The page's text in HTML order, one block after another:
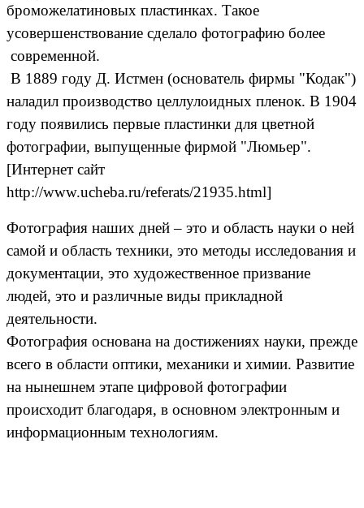
броможелатиновых пластинках. Такое
усовершенствование сделало фотографию более
современной.
В 1889 году Д. Истмен (основатель фирмы "Кодак")
наладил производство целлулоидных пленок. В 1904
году появились первые пластинки для цветной
фотографии, выпущенные фирмой "Люмьер".
[Интернет сайт
http://www.ucheba.ru/referats/21935.html]
Фотография наших дней – это и область науки о ней
самой и область техники, это методы исследования и
документации, это художественное призвание
людей, это и различные виды прикладной
деятельности.
Фотография основана на достижениях науки, прежде
всего в области оптики, механики и химии. Развитие
на нынешнем этапе цифровой фотографии
происходит благодаря, в основном электронным и
информационным технологиям.